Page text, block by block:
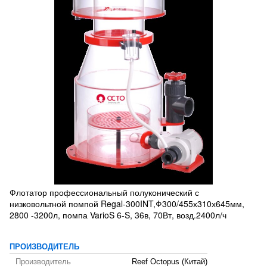
Флотатор профессиональный полуконический с
низковольтной помпой Regal-300INT,Φ300/455х310х645мм,
2800 -3200л, помпа VarioS 6-S, 36в, 70Вт, возд.2400л/ч
ПРОИЗВОДИТЕЛЬ
Производитель
Reef Octopus (Китай)